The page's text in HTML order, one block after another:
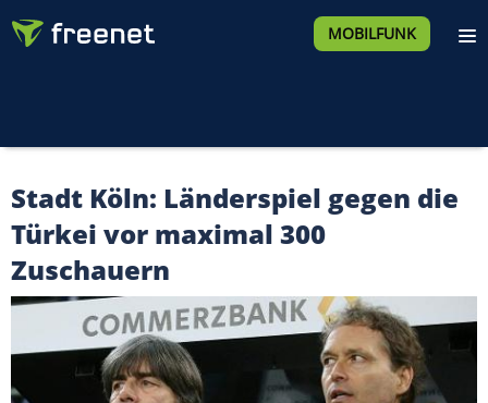
MOBILFUNK
Stadt Köln: Länderspiel gegen die
Türkei vor maximal 300
Zuschauern